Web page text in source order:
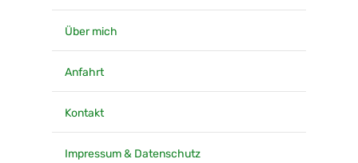
Über mich
Anfahrt
Kontakt
Impressum & Datenschutz